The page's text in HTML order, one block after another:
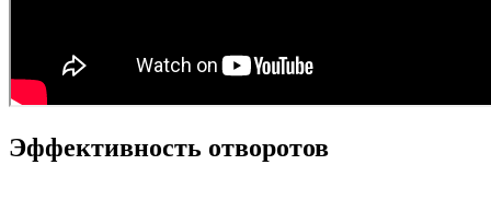
Эффективность отворотов